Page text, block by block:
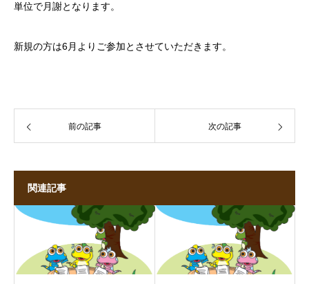
単位で月謝となります。
新規の方は6月よりご参加とさせていただきます。
前の記事 次の記事
関連記事